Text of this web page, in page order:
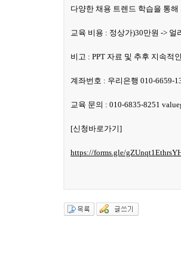
다양한 채용 트렌드 학습을 통
교육 비용 : 정상가)30만원 -> 얼
비고 : PPT 자료 및 추후 지속적
계좌번호 : 우리은행 010-6659-
교육 문의 : 010-6835-8251
[신청바로가기]
https://forms.gle/